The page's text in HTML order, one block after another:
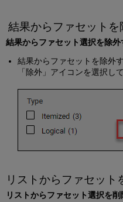
ニ
ー
の
展
と
折
り
た
シ
ョ
結果からファセットを
結果からファセット選択を除外
結果からファセットを除外
「除外」アイコンを選択し
リストからファセット
リストからファセット選択を削